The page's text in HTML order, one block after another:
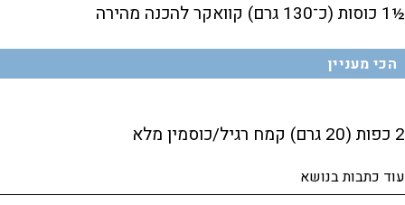
½1 כוסות (כ־130 גרם) קוואקר להכנה מהירה
הכי מעניין
2 כפות (20 גרם) קמח רגיל/כוסמין מלא
עוד כתבות בנושא